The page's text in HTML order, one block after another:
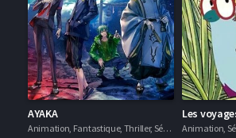
AYAKA
Animation, Fantastique, Thriller, Séries VF
Les
Animation,